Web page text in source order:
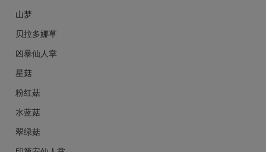
山梦
贝拉多娜草
凶暴仙人掌
星菇
粉红菇
水蓝菇
翠绿菇